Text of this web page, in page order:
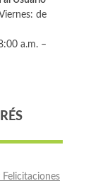
de
a.m. –
Felicitaciones